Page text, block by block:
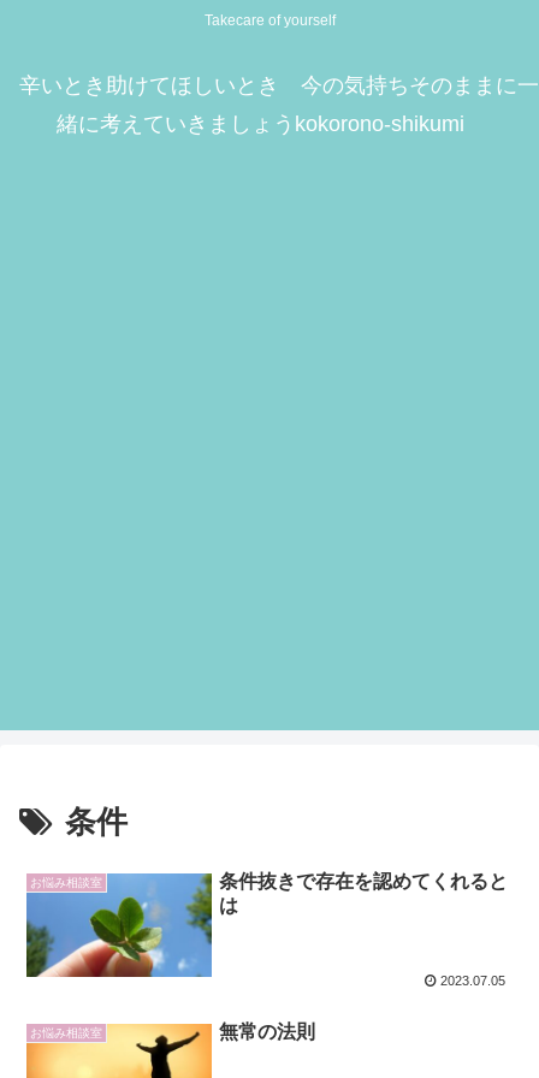
Takecare of yourself
辛いとき助けてほしいとき 今の気持ちそのままに一
緒に考えていきましょうkokorono-shikumi
条件
お悩み相談室
条件抜きで存在を認めてくれると
は
2023.07.05
お悩み相談室 無常の法則